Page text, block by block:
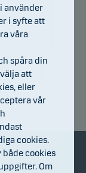
30.07.2026 05.08.2026
använder
i syfte att
våra
spåra din
att
eller
vår
cookies.
cookies
Om